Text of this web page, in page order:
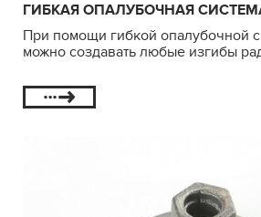
ГИБКАЯ ОПАЛУБОЧНАЯ СИСТЕМА
При помощи гибкой опалубочной
можно создавать любые изгибы